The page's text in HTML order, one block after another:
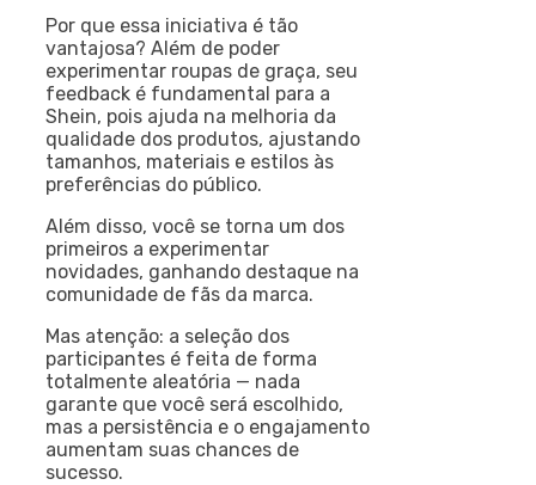
Por que essa iniciativa é tão
vantajosa? Além de poder
experimentar roupas de graça, seu
feedback é fundamental para a
Shein, pois ajuda na melhoria da
qualidade dos produtos, ajustando
tamanhos, materiais e estilos às
preferências do público.
Além disso, você se torna um dos
primeiros a experimentar
novidades, ganhando destaque na
comunidade de fãs da marca.
Mas atenção: a seleção dos
participantes é feita de forma
totalmente aleatória — nada
garante que você será escolhido,
mas a persistência e o engajamento
aumentam suas chances de
sucesso.